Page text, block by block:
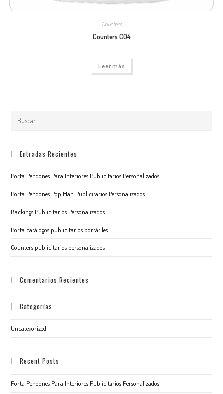
Counters
Counters CO4
Leer más
Entradas Recientes
Porta Pendones Para Interiores Publicitarios Personalizados
Porta Pendones Pop Man Publicitarios Personalizados
Backings Publicitarios Personalizados
Porta catálogos publicitarios portátiles
Counters publicitarios personalizados
Comentarios Recientes
Categorías
Uncategorized
Recent Posts
Porta Pendones Para Interiores Publicitarios Personalizados